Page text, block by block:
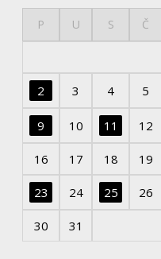
P U S Č
2 3 4 5
9 10 11 12
16 17 18 19
23 24 25 26
30 31